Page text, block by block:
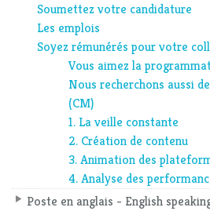
Soumettez votre candidature
Les emplois
Soyez rémunérés pour votre
Vous aimez la
Nous recherchons aussi
(CM)
1. La veille constante
2. Création de contenu
3. Animation des
4. Analyse des
Poste en anglais - English